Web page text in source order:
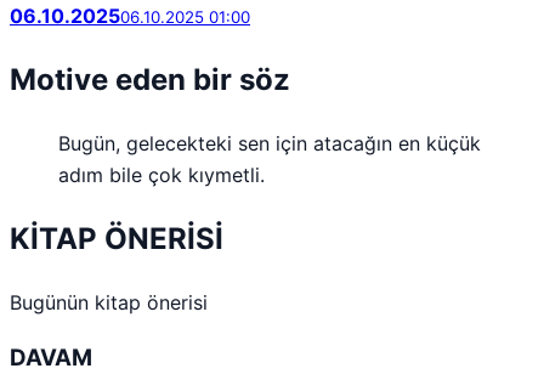
06.10.202506.10.2025 01:00
Motive eden bir söz
Bugün, gelecekteki sen için atacağın en küçük
adım bile çok kıymetli.
KİTAP ÖNERİSİ
Bugünün kitap önerisi
DAVAM